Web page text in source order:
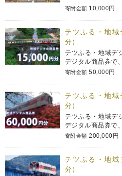
寄附金額 10,000円
テツふる・地域
分）
テツふる・地域デ
デジタル商品券で
寄附金額 50,000円
テツふる・地域
分）
テツふる・地域デ
デジタル商品券で
寄附金額 200,000円
テツふる・地域
分）